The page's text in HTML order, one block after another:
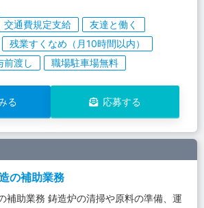
交通費規定支給
友達と働く
残業すくなめ（月10時間以内）
前渡し 職場駐車場無料
る 応募する
の補助業務
補助業務 鋳造炉の清掃や原料の準備、運